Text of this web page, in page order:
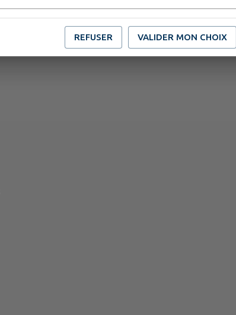
REFUSER VALIDER MON CHOIX